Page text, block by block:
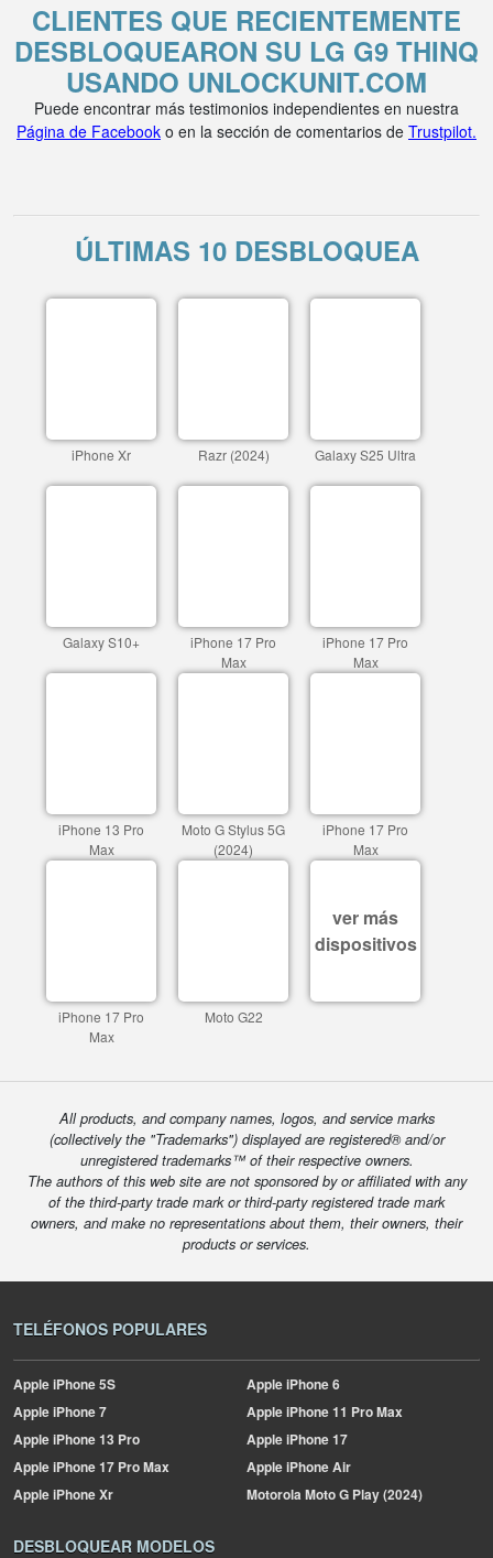
CLIENTES QUE RECIENTEMENTE
DESBLOQUEARON SU LG G9 THINQ
USANDO UNLOCKUNIT.COM
Puede encontrar más testimonios independientes en nuestra
Página de Facebook o en la sección de comentarios de Trustpilot.
ÚLTIMAS 10 DESBLOQUEA
iPhone Xr Razr (2024) Galaxy S25 Ultra
Galaxy S10+
iPhone 17 Pro
Max
iPhone 17 Pro
Max
iPhone 13 Pro
Max
Moto G Stylus 5G
(2024)
iPhone 17 Pro
Max
iPhone 17 Pro
Max
Moto G22
ver más
dispositivos
All products, and company names, logos, and service marks
(collectively the "Trademarks") displayed are registered® and/or
unregistered trademarks™ of their respective owners.
The authors of this web site are not sponsored by or affiliated with any
of the third-party trade mark or third-party registered trade mark
owners, and make no representations about them, their owners, their
products or services.
TELÉFONOS POPULARES
AppleiPhone 5S AppleiPhone 6
AppleiPhone 7 AppleiPhone 11 Pro Max
AppleiPhone 13 Pro AppleiPhone 17
AppleiPhone 17 Pro Max AppleiPhone Air
AppleiPhone Xr MotorolaMoto G Play (2024)
DESBLOQUEAR MODELOS